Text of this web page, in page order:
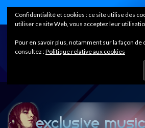
Home
Confidentialité et cookies : ce site utilise des
utiliser ce site Web, vous acceptez leur
Pour en savoir plus, notamment sur la façon
consultez :Politique relative aux cookies